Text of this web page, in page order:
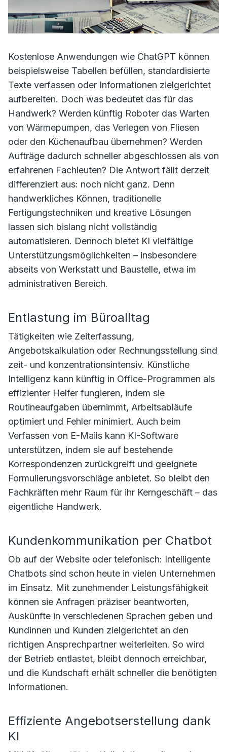
Kostenlose Anwendungen wie ChatGPT können
beispielsweise Tabellen befüllen, standardisierte
Texte verfassen oder Informationen zielgerichtet
aufbereiten. Doch was bedeutet das für das
Handwerk? Werden künftig Roboter das Warten
von Wärmepumpen, das Verlegen von Fliesen
oder den Küchenaufbau übernehmen? Werden
Aufträge dadurch schneller abgeschlossen als von
erfahrenen Fachleuten? Die Antwort fällt derzeit
differenziert aus: noch nicht ganz. Denn
handwerkliches Können, traditionelle
Fertigungstechniken und kreative Lösungen
lassen sich bislang nicht vollständig
automatisieren. Dennoch bietet KI vielfältige
Unterstützungsmöglichkeiten – insbesondere
abseits von Werkstatt und Baustelle, etwa im
administrativen Bereich.
Entlastung im Büroalltag
Tätigkeiten wie Zeiterfassung,
Angebotskalkulation oder Rechnungsstellung sind
zeit- und konzentrationsintensiv. Künstliche
Intelligenz kann künftig in Office-Programmen als
effizienter Helfer fungieren, indem sie
Routineaufgaben übernimmt, Arbeitsabläufe
optimiert und Fehler minimiert. Auch beim
Verfassen von E-Mails kann KI-Software
unterstützen, indem sie auf bestehende
Korrespondenzen zurückgreift und geeignete
Formulierungsvorschläge anbietet. So bleibt den
Fachkräften mehr Raum für ihr Kerngeschäft – das
eigentliche Handwerk.
Kundenkommunikation per Chatbot
Ob auf der Website oder telefonisch: Intelligente
Chatbots sind schon heute in vielen Unternehmen
im Einsatz. Mit zunehmender Leistungsfähigkeit
können sie Anfragen präziser beantworten,
Auskünfte in verschiedenen Sprachen geben und
Kundinnen und Kunden zielgerichtet an den
richtigen Ansprechpartner weiterleiten. So wird
der Betrieb entlastet, bleibt dennoch erreichbar,
und die Kundschaft erhält schneller die benötigten
Informationen.
Effiziente Angebotserstellung dank
KI